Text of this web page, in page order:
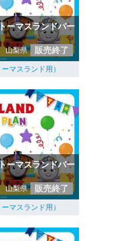
ーマスランドバー
山梨県 販売終了
マスランド用）
ーマスランドバー
山梨県 販売終了
マスランド用）